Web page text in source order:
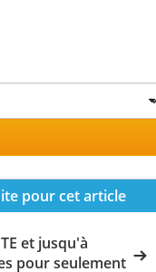
pour cet article
et jusqu'à
pour seulement